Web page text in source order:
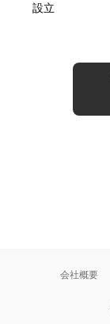
設立
会社概要